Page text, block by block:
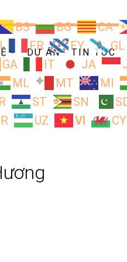
BS BG CA
FR FY GL
GA IT JA
ML MT MI
ST SN
UZ VI CY
DỰ ÁN TIN TỨC